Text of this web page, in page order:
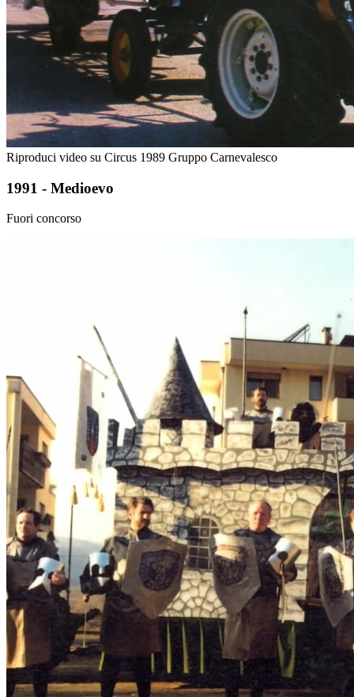
Riproduci video su Circus 1989 Gruppo Carnevalesco
1991 - Medioevo
Fuori concorso